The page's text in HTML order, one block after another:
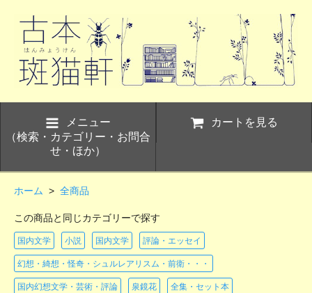
メニュー
（検索・カテゴリー・お問合
せ・ほか）
カートを見る
ホーム > 全商品
この商品と同じカテゴリーで探す
国内文学 小説 国内文学 評論・エッセイ
幻想・綺想・怪奇・シュルレアリスム・前衛・・・
国内幻想文学・芸術・評論 泉鏡花 全集・セット本